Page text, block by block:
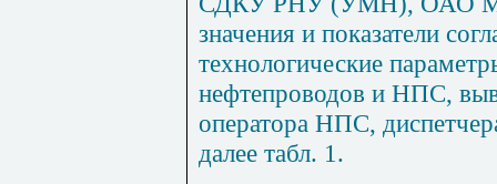
значения и показатели
технологические
нефтепроводов и НПС,
оператора НПС,
далее табл. 1.